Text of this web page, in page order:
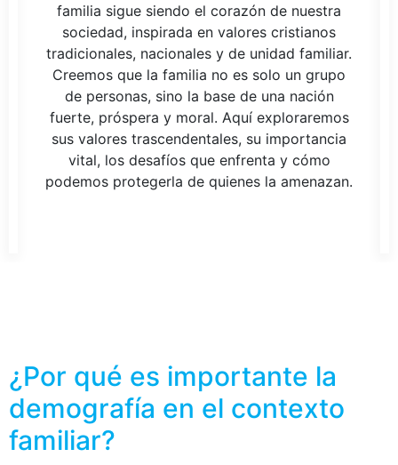
familia sigue siendo el corazón de nuestra
sociedad, inspirada en valores cristianos
tradicionales, nacionales y de unidad familiar.
Creemos que la familia no es solo un grupo
de personas, sino la base de una nación
fuerte, próspera y moral. Aquí exploraremos
sus valores trascendentales, su importancia
vital, los desafíos que enfrenta y cómo
podemos protegerla de quienes la amenazan.
¿Por qué es importante la
demografía en el contexto
familiar?